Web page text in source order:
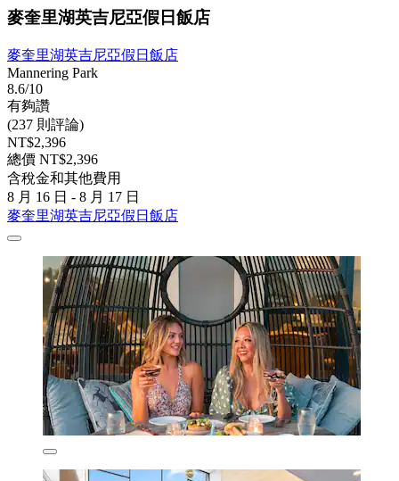
麥奎里湖英吉尼亞假日飯店
麥奎里湖英吉尼亞假日飯店
Mannering Park
8.6/10
有夠讚
(237 則評論)
NT$2,396
總價 NT$2,396
含稅金和其他費用
8 月 16 日 - 8 月 17 日
麥奎里湖英吉尼亞假日飯店